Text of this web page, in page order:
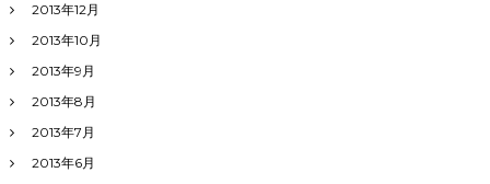
2013年12月
2013年10月
2013年9月
2013年8月
2013年7月
2013年6月